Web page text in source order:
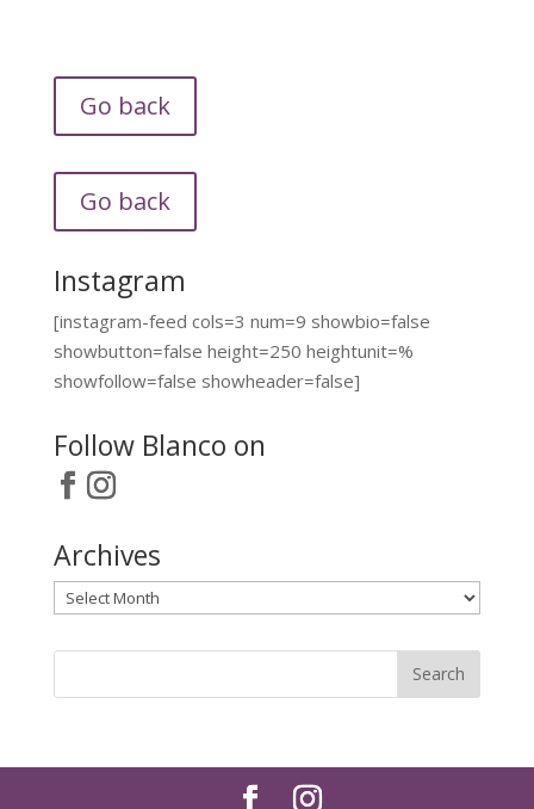
Go back
Go back
Instagram
[instagram-feed cols=3 num=9 showbio=false
showbutton=false height=250 heightunit=%
showfollow=false showheader=false]
Follow Blanco on
Archives
Archives